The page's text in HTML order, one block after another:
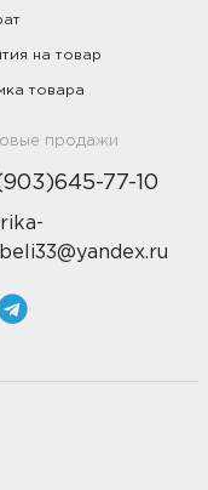
на товар
товара
продажи
77-10